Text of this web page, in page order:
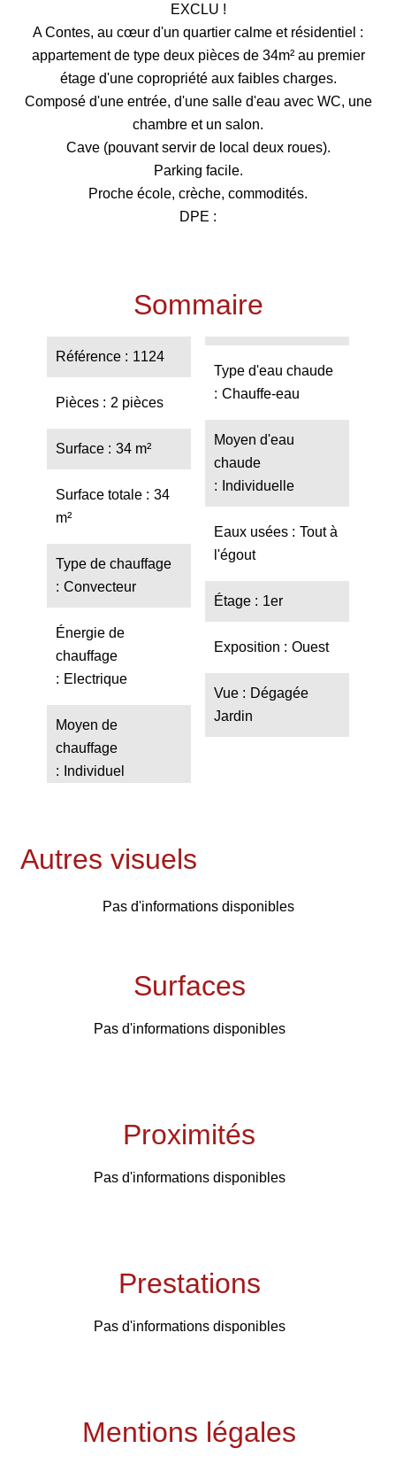
EXCLU !
A Contes, au cœur d'un quartier calme et résidentiel :
appartement de type deux pièces de 34m² au premier
étage d'une copropriété aux faibles charges.
Composé d'une entrée, d'une salle d'eau avec WC, une
chambre et un salon.
Cave (pouvant servir de local deux roues).
Parking facile.
Proche école, crèche, commodités.
DPE :
Sommaire
Référence 1124
Pièces 2 pièces
Surface 34 m²
Surface totale
34
m²
Type de chauffage
Convecteur
Énergie de
chauffage
Electrique
Moyen de
chauffage
Individuel
Type d'eau chaude
Chauffe-eau
Moyen d'eau
chaude
Individuelle
Eaux usées
Tout à
l'égout
Étage 1er
Exposition Ouest
Vue
Dégagée
Jardin
Autres visuels
Pas d'informations disponibles
Surfaces
Pas d'informations disponibles
Proximités
Pas d'informations disponibles
Prestations
Pas d'informations disponibles
Mentions légales